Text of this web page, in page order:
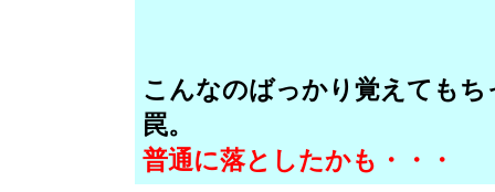
こんなのばっかり覚えても
罠。
普通に落としたかも・・・